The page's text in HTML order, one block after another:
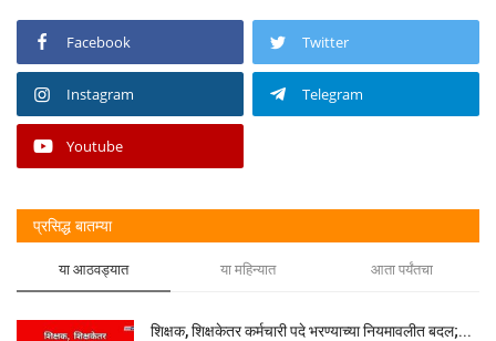
Facebook Twitter
Instagram Telegram
Youtube
प्रसिद्ध बातम्या
या आठवड्यात या महिन्यात आता पर्यंतचा
शिक्षक, शिक्षकेतर कर्मचारी पदे भरण्याच्या नियमावलीत बदल;...